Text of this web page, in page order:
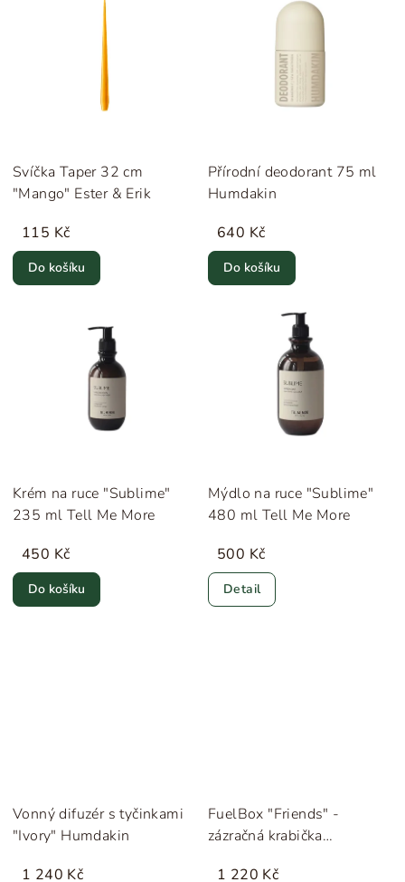
Svíčka Taper 32 cm
"Mango" Ester & Erik
115 Kč
Do košíku
Přírodní deodorant 75 ml
Humdakin
640 Kč
Do košíku
Krém na ruce "Sublime"
235 ml Tell Me More
450 Kč
Do košíku
Mýdlo na ruce "Sublime"
480 ml Tell Me More
500 Kč
Detail
Vonný difuzér s tyčinkami
"Ivory" Humdakin
1 240 Kč
FuelBox "Friends" -
zázračná krabička
1 220 Kč